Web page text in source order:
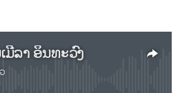
ມີ​ລ​າ ອິນ​ທະ​ວົງ
currently available